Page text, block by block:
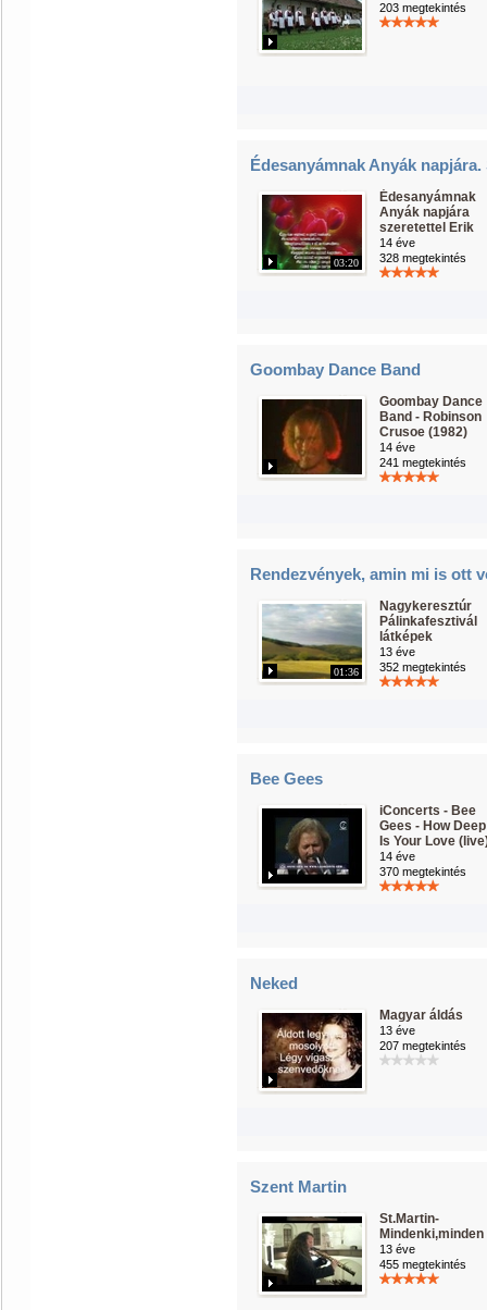
203 megtekintés
Édesanyámnak Anyák
03:20
Édesanyámnak
Anyák napjára
szeretettel Erik
14 éve
328 megtekintés
Goombay Dance Band
Goombay Dance
Band - Robinson
Crusoe (1982)
14 éve
241 megtekintés
Rendezvények, amin mi is ott
01:36
Nagykeresztúr
Pálinkafesztivál
látképek
13 éve
352 megtekintés
Bee Gees
iConcerts - Bee
Gees - How Deep
Is Your Love
14 éve
370 megtekintés
Neked
Magyar áldás
13 éve
207 megtekintés
Szent Martin
St.Martin-
Mindenki,minden
13 éve
455 megtekintés